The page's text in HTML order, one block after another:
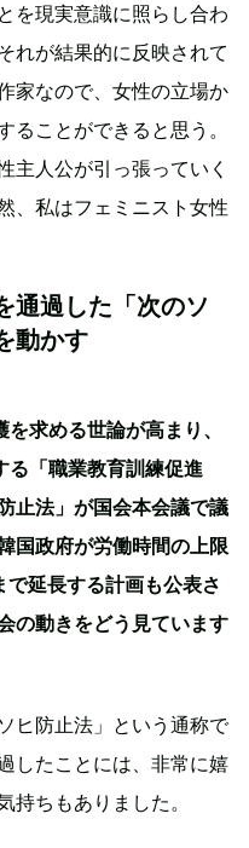
を現実意識に照らし合わ
れが結果的に反映されて
家なので、女性の立場か
ることができると思う。
主人公が引っ張っていく
、私はフェミニスト女性
通過した「次のソ
動かす
求める世論が高まり、
る「職業教育訓練促進
止法」が国会本会議で議
国政府が労働時間の上限
延長する計画も公表さ
の動きをどう見ています
ヒ防止法」という通称で
したことには、非常に嬉
持ちもありました。